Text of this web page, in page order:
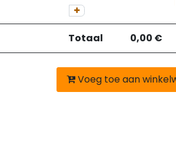
Totaal 0,00 €
Voeg toe aan